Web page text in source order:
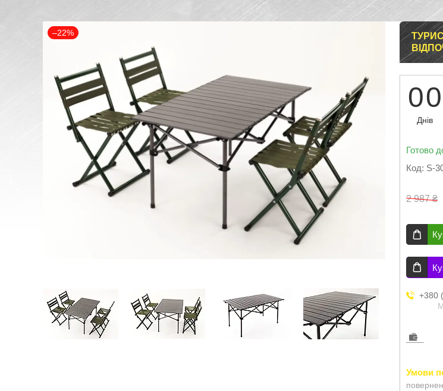
–22%
00
Днів
Готово
Код: S-
2 987 ₴
+380